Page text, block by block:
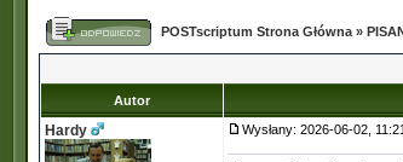
POSTscriptum Strona Główna »
Autor
Hardy Wysłany: 2026-06-02,